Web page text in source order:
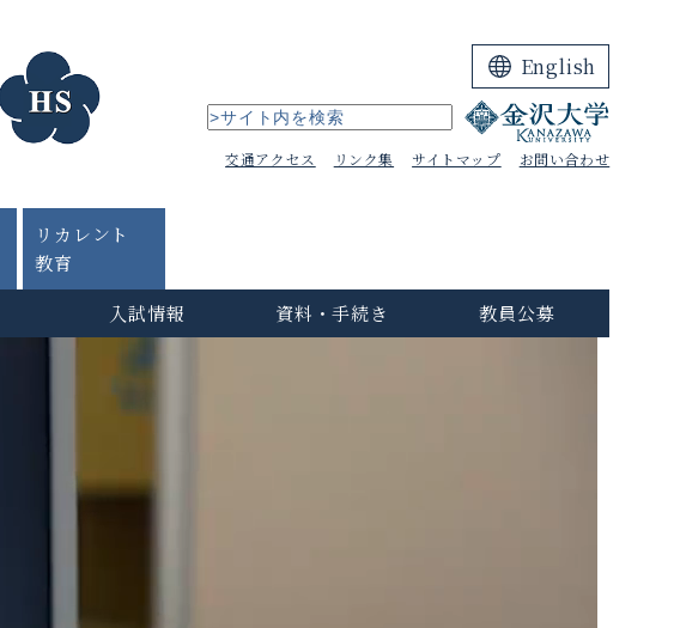
English
交通アクセス リンク集 サイトマップ お問い合わせ
リカレント
教育
入試情報 資料・手続き 教員公募